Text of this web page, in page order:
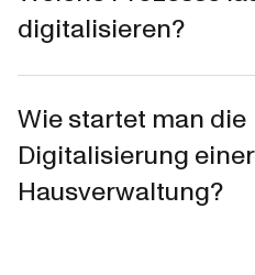
digitalisieren?
Wie startet man die
Digitalisierung einer
Hausverwaltung?